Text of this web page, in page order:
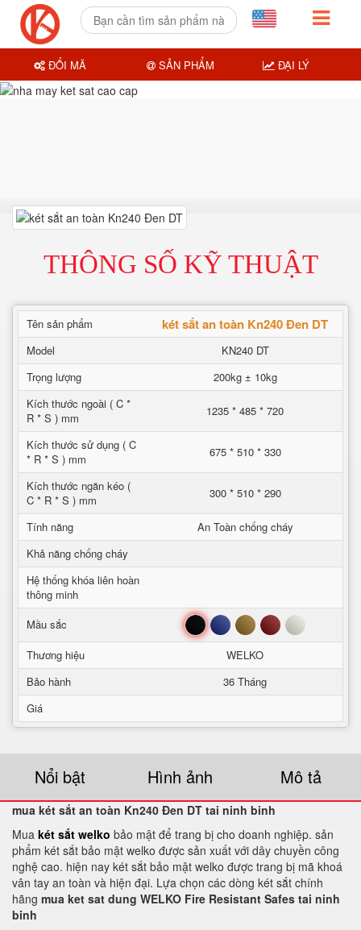
THÔNG SỐ KỸ THUẬT
Tên sản phẩm két sắt an toàn Kn240 Đen DT
Model
KN240 DT
Trọng lượng
200kg ± 10kg
Kích thước ngoài ( C *
R * S ) mm
1235 * 485 * 720
Kích thước sử dụng ( C
* R * S ) mm
675 * 510 * 330
Kích thước ngăn kéo (
C * R * S ) mm
300 * 510 * 290
Tính năng
An Toàn chống cháy
Khả năng chống cháy
Hệ thống khóa liên hoàn
thông minh
Mầu sắc
Đen Xanh Nâu Đỏ Trắng
Thương hiệu
WELKO
Bảo hành
36 Tháng
Giá
Nổi bật Hình ảnh Mô tả
mua két sắt an toàn Kn240 Đen DT tai ninh binh
Mua két sắt welko bảo mật để trang bị cho doanh nghiệp. sản
phẩm két sắt bảo mật welko được sản xuất với dây chuyền công
nghệ cao. hiện nay két sắt bảo mật welko được trang bị mã khoá
vân tay an toàn và hiện đại. Lựa chọn các dòng két sắt chính
hãng mua ket sat dung WELKO Fire Resistant Safes tai ninh
binh
ĐỔI MÃ SẢN PHẨM ĐẠI LÝ